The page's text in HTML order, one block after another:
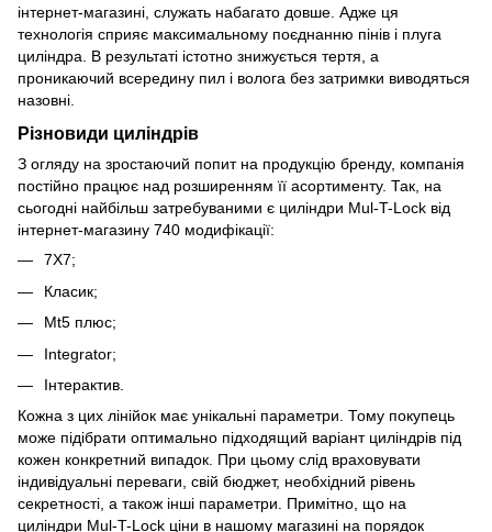
інтернет-магазині, служать набагато довше. Адже ця
технологія сприяє максимальному поєднанню пінів і плуга
циліндра. В результаті істотно знижується тертя, а
проникаючий всередину пил і волога без затримки виводяться
назовні.
Різновиди циліндрів
З огляду на зростаючий попит на продукцію бренду, компанія
постійно працює над розширенням її асортименту. Так, на
сьогодні найбільш затребуваними є циліндри Mul-T-Lock від
інтернет-магазину 740 модифікації:
7Х7;
Класик;
Mt5 плюс;
Integrator;
Інтерактив.
Кожна з цих лінійок має унікальні параметри. Тому покупець
може підібрати оптимально підходящий варіант циліндрів під
кожен конкретний випадок. При цьому слід враховувати
індивідуальні переваги, свій бюджет, необхідний рівень
секретності, а також інші параметри. Примітно, що на
циліндри Mul-T-Lock ціни в нашому магазині на порядок